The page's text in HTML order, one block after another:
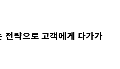
전략으로 고객에게 다가가